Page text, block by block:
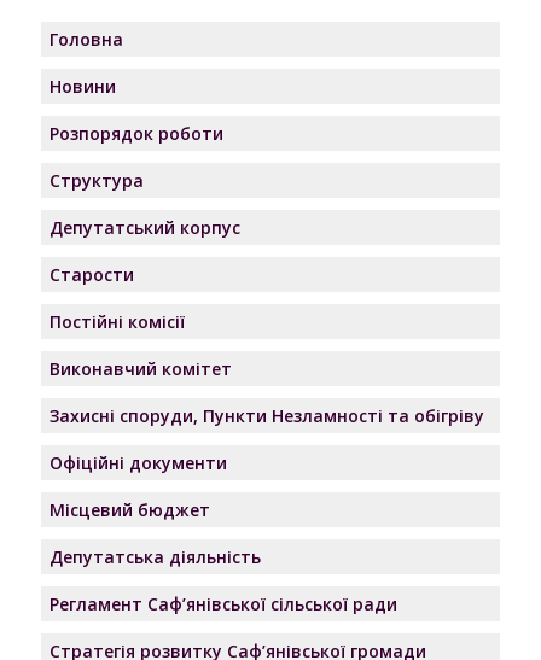
Головна
Новини
Розпорядок роботи
Структура
Депутатський корпус
Старости
Постійні комісії
Виконавчий комітет
Захисні споруди, Пункти Незламності та обігріву
Офіційні документи
Місцевий бюджет
Депутатська діяльність
Регламент Саф’янівської сільської ради
Стратегія розвитку Саф’янівської громади